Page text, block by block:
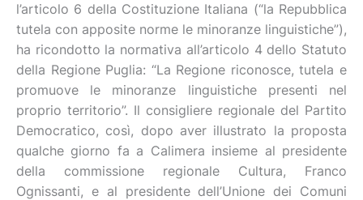
l’articolo 6 della Costituzione Italiana (“la Repubblica
tutela con apposite norme le minoranze linguistiche”),
ha ricondotto la normativa all’articolo 4 dello Statuto
della Regione Puglia: “La Regione riconosce, tutela e
promuove le minoranze linguistiche presenti nel
proprio territorio”. Il consigliere regionale del Partito
Democratico, così, dopo aver illustrato la proposta
qualche giorno fa a Calimera insieme al presidente
della commissione regionale Cultura, Franco
Ognissanti, e al presidente dell’Unione dei Comuni